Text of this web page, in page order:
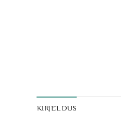
KIRJELDUS